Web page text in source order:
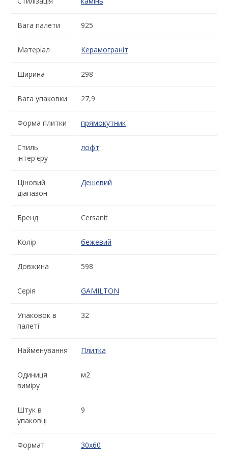
Вага палети 925
Матеріал Керамограніт
Ширина 298
Вага упаковки 27,9
Форма плитки прямокутник
Стиль
інтер'єру
лофт
Ціновий
діапазон
Дешевий
Бренд Cersanit
Колір бежевий
Довжина 598
Серія GAMILTON
Упаковок в
палеті
32
Найменування Плитка
Одиниця
виміру
м2
Штук в
упаковці
9
Формат 30x60